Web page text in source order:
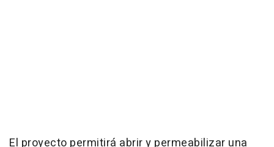
El proyecto permitirá abrir y permeabilizar una